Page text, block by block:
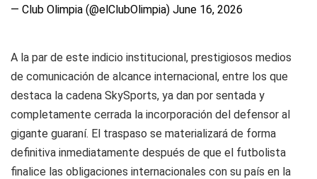
— Club Olimpia (@elClubOlimpia) June 16, 2026
A la par de este indicio institucional, prestigiosos medios
de comunicación de alcance internacional, entre los que
destaca la cadena SkySports, ya dan por sentada y
completamente cerrada la incorporación del defensor al
gigante guaraní. El traspaso se materializará de forma
definitiva inmediatamente después de que el futbolista
finalice las obligaciones internacionales con su país en la